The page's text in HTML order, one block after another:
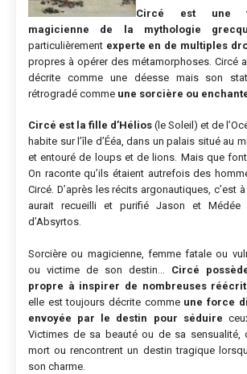
Circé est une
magicienne de la mythologie
particulièrement experte en de multiples
propres à opérer des métamorphoses. Circé
décrite comme une déesse mais son
rétrogradé comme une sorcière ou
Circé est la fille d’Hélios (le Soleil) et de
habite sur l’île d’Ééa, dans un palais situé au
et entouré de loups et de lions. Mais que
On raconte qu’ils étaient autrefois des
Circé. D’après les récits argonautiques, c’est
aurait recueilli et purifié Jason et Médée
d’Absyrtos.
Sorcière ou magicienne, femme fatale ou
ou victime de son destin… Circé
propre à inspirer de nombreuses
elle est toujours décrite comme une force
envoyée par le destin pour séduire
Victimes de sa beauté ou de sa sensualité,
mort ou rencontrent un destin tragique
son charme.